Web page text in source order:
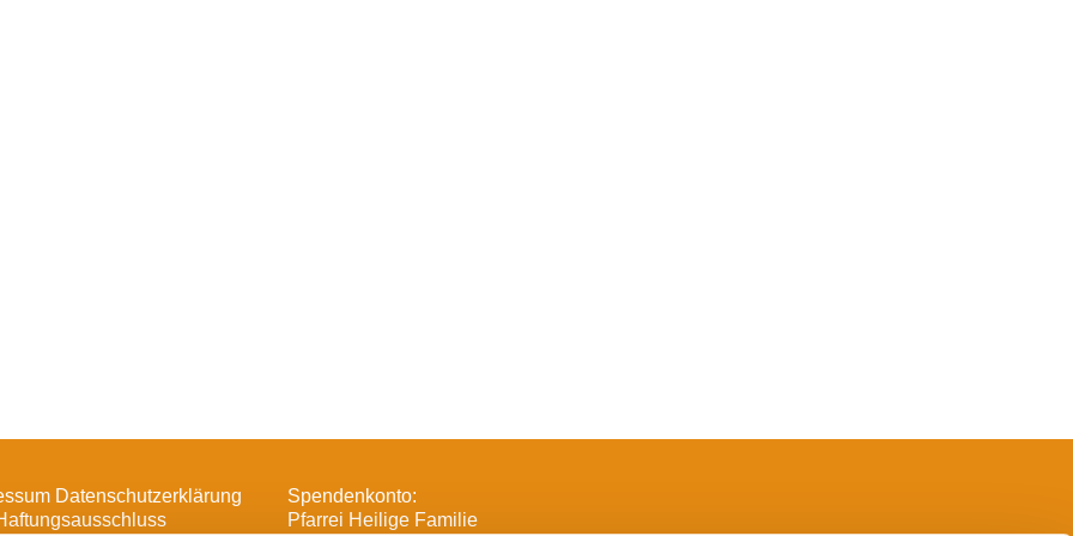
Datenschutzerklärung
Spendenkonto:
Pfarrei Heilige Familie